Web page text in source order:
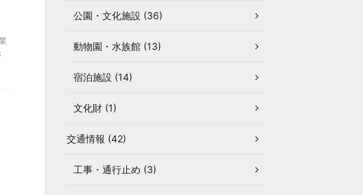
公園・文化施設 (36)
動物園・水族館 (13)
宿泊施設 (14)
文化財 (1)
交通情報 (42)
工事・通行止め (3)